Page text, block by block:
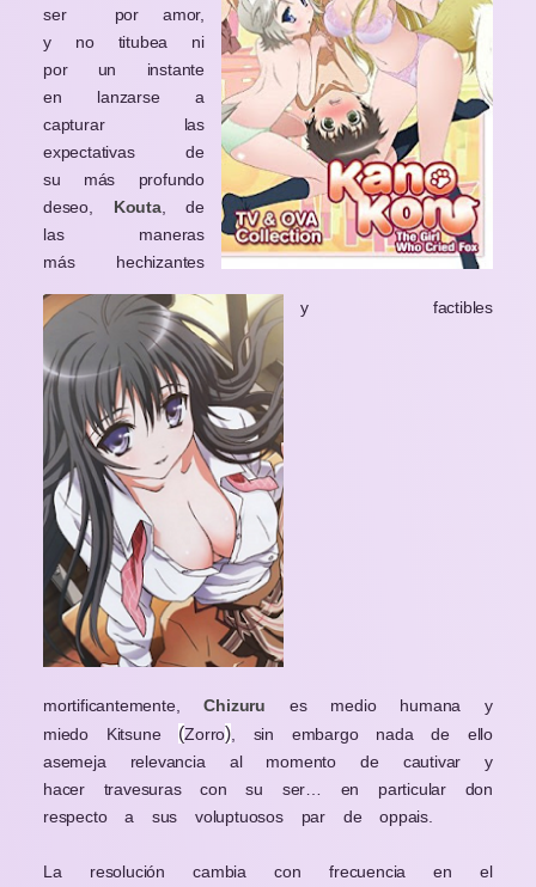
ser
por amor,
y no titubea ni
por un instante
en lanzarse a
capturar las
expectativas de
su más profundo
deseo, Kouta, de
las maneras
más hechizantes
y factibles
mortificantemente,Chizuru es medio humana y
miedo Kitsune (Zorro), sin embargo nada de ello
asemeja relevancia al momento de cautivar y
hacer travesuras con su ser… en particular don
respecto a sus voluptuosos par de oppais.
La resolución cambia con frecuencia en el